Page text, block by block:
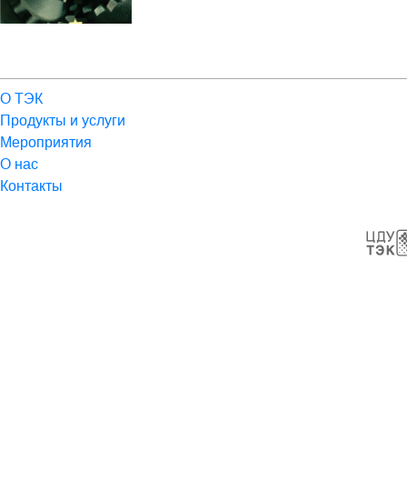
О ТЭК
Продукты и услуги
Мероприятия
О нас
Контакты